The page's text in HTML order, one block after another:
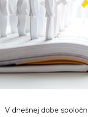
V dnešnej dobe